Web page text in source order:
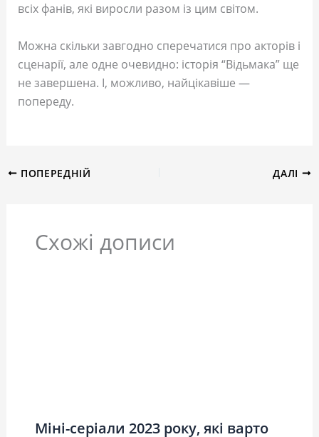
всіх фанів, які виросли разом із цим світом.
Можна скільки завгодно сперечатися про акторів і
сценарії, але одне очевидно: історія “Відьмака” ще
не завершена. І, можливо, найцікавіше —
попереду.
ПОПЕРЕДНІЙ ДАЛІ
Схожі дописи
Міні-серіали 2023 року, які варто